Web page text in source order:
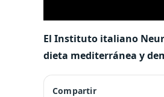
El Instituto italiano
dieta mediterránea y
Compartir